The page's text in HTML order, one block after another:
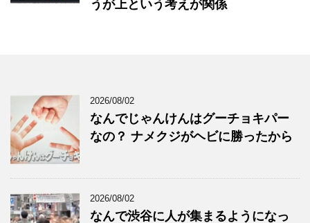
うが上という考えが関係
2026/08/02
なんでじゃんけんはグーチョキパー
なの？ ナメクジがヘビに勝ったから
2026/08/02
なんで渋谷に人が集まるようになっ